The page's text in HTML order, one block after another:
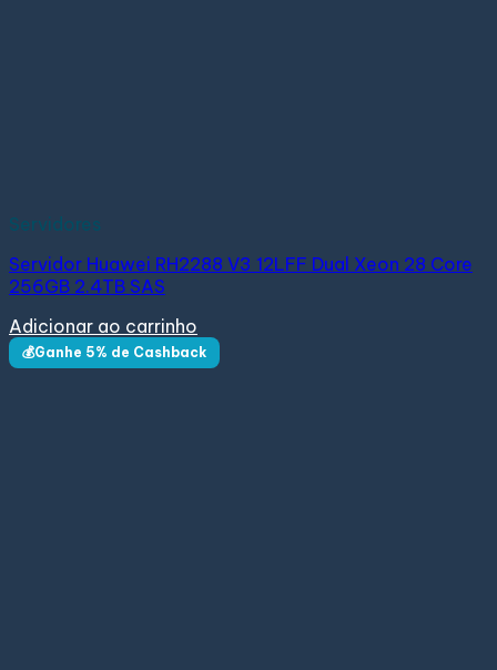
Servidores
Servidor Huawei RH2288 V3 12LFF Dual Xeon 28 Core
256GB 2.4TB SAS
Adicionar ao carrinho
💰Ganhe 5% de Cashback